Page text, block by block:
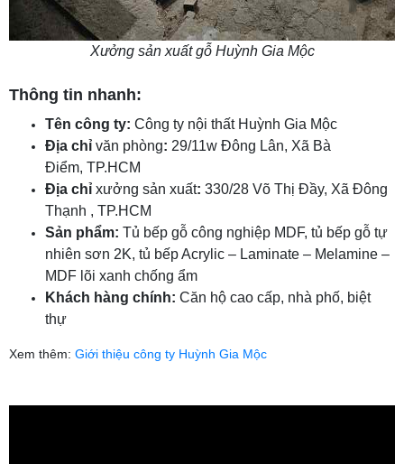
Xưởng sản xuất gỗ Huỳnh Gia Mộc
Thông tin nhanh:
Tên công ty: Công ty nội thất Huỳnh Gia Mộc
Địa chỉ văn phòng: 29/11w Đông Lân, Xã Bà
Điểm, TP.HCM
Địa chỉ xưởng sản xuất: 330/28 Võ Thị Đầy, Xã Đông
Thạnh , TP.HCM
Sản phẩm: Tủ bếp gỗ công nghiệp MDF, tủ bếp gỗ tự
nhiên sơn 2K, tủ bếp Acrylic – Laminate – Melamine –
MDF lõi xanh chống ẩm
Khách hàng chính: Căn hộ cao cấp, nhà phố, biệt
thự
Xem thêm: Giới thiệu công ty Huỳnh Gia Mộc